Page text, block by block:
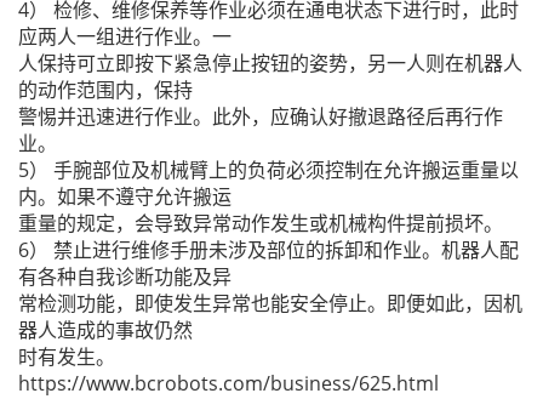
4） 检修、维修保养等作业必须在通电状态下进行时，此时
应两人一组进行作业。一
人保持可立即按下紧急停止按钮的姿势，另一人则在机器人
的动作范围内，保持
警惕并迅速进行作业。此外，应确认好撤退路径后再行作
业。
5） 手腕部位及机械臂上的负荷必须控制在允许搬运重量以
内。如果不遵守允许搬运
重量的规定，会导致异常动作发生或机械构件提前损坏。
6） 禁止进行维修手册未涉及部位的拆卸和作业。机器人配
有各种自我诊断功能及异
常检测功能，即使发生异常也能安全停止。即便如此，因机
器人造成的事故仍然
时有发生。
https://www.bcrobots.com/business/625.html